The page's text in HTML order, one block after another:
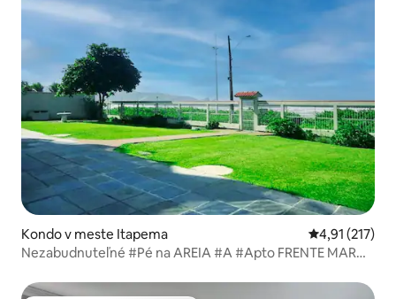
Kondo v meste Itapema Priemerné
4,91 (217)
Nezabudnuteľné #Pé na AREIA #A #Apto FRENTE MAR